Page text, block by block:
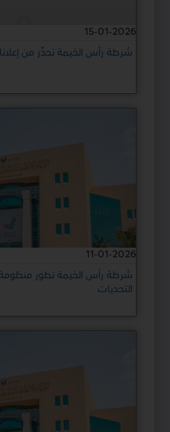
15-01-2026
شرطة رأس الخيمة تحذّر من
11-01-2026
شرطة رأس الخيمة تطور منظومة
التحديات